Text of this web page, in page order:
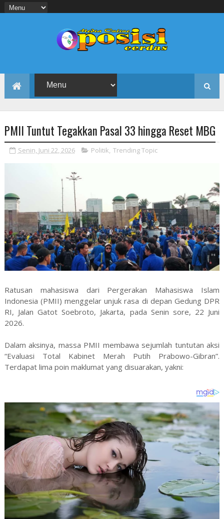
PMII Tuntut Tegakkan Pasal 33 hingga Reset MBG
Senin, Juni 22, 2026 Politik, Trending Topic
Ratusan mahasiswa dari Pergerakan Mahasiswa Islam
Indonesia (PMII) menggelar unjuk rasa di depan Gedung DPR
RI, Jalan Gatot Soebroto, Jakarta, pada Senin sore, 22 Juni
2026.
Dalam aksinya, massa PMII membawa sejumlah tuntutan aksi
“Evaluasi Total Kabinet Merah Putih Prabowo-Gibran”.
Terdapat lima poin maklumat yang disuarakan, yakni: